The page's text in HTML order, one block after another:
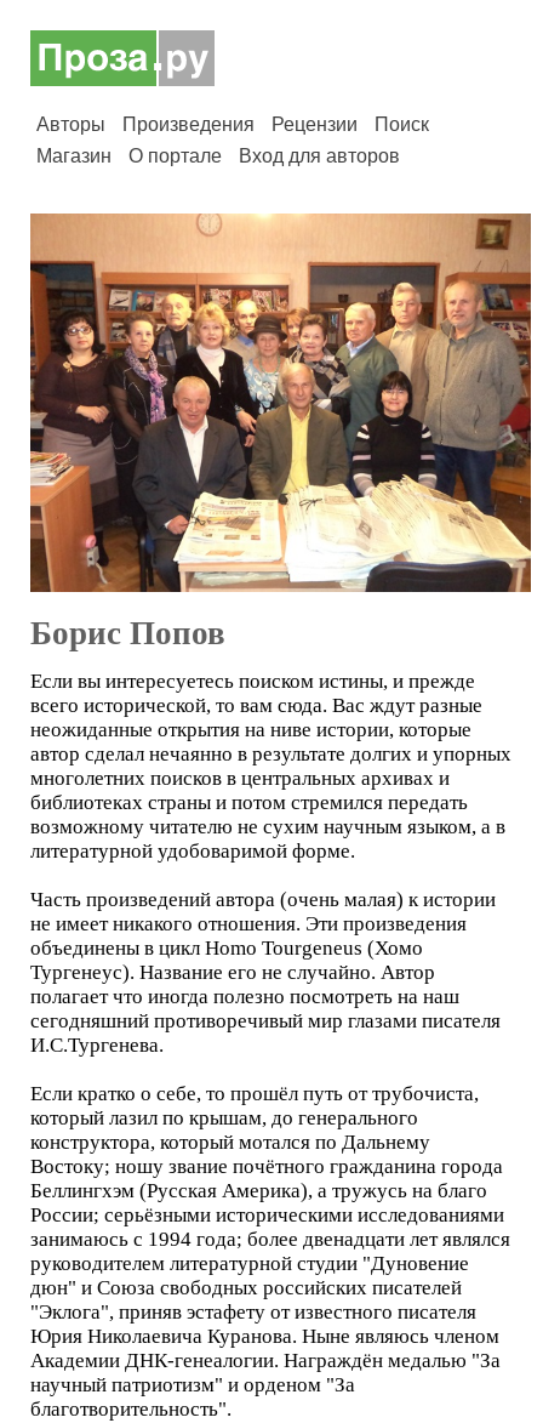
Авторы Произведения Рецензии
Поиск
Магазин
О портале Вход для авторов
Борис Попов
Если вы интересуетесь поиском истины, и прежде
всего исторической, то вам сюда. Вас ждут разные
неожиданные открытия на ниве истории, которые
автор сделал нечаянно в результате долгих и упорных
многолетних поисков в центральных архивах и
библиотеках страны и потом стремился передать
возможному читателю не сухим научным языком, а в
литературной удобоваримой форме.
Часть произведений автора (очень малая) к истории
не имеет никакого отношения. Эти произведения
объединены в цикл Homo Tourgeneus (Хомо
Тургенеус). Название его не случайно. Автор
полагает что иногда полезно посмотреть на наш
сегодняшний противоречивый мир глазами писателя
И.С.Тургенева.
Если кратко о себе, то прошёл путь от трубочиста,
который лазил по крышам, до генерального
конструктора, который мотался по Дальнему
Востоку; ношу звание почётного гражданина города
Беллингхэм (Русская Америка), а тружусь на благо
России; серьёзными историческими исследованиями
занимаюсь с 1994 года; более двенадцати лет являлся
руководителем литературной студии "Дуновение
дюн" и Союза свободных российских писателей
"Эклога", приняв эстафету от известного писателя
Юрия Николаевича Куранова. Ныне являюсь членом
Академии ДНК-генеалогии. Награждён медалью "За
научный патриотизм" и орденом "За
благотворительность".